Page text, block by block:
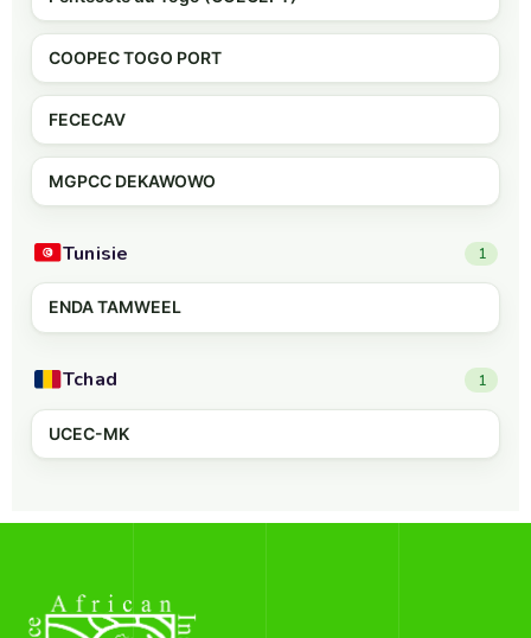
COOPEC TOGO PORT
FECECAV
MGPCC DEKAWOWO
Tunisie 1
ENDA TAMWEEL
Tchad 1
UCEC-MK